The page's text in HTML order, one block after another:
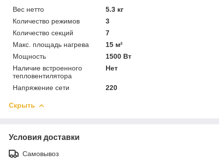
Вес нетто
5.3 кг
Количество режимов
3
Количество секций
7
Макс. площадь нагрева
15 м²
Мощность
1500 Вт
Наличие встроенного
тепловентилятора
Нет
Напряжение сети 220
Скрыть
Условия доставки
Самовывоз